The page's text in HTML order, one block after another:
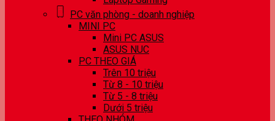
PC văn phòng - doanh nghiệp
MINI PC
Mini PC ASUS
ASUS NUC
PC THEO GIÁ
Trên 10 triệu
Từ 8 - 10 triệu
Từ 5 - 8 triệu
Dưới 5 triệu